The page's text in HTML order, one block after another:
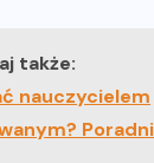
także:
nauczycielem